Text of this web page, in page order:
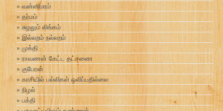
வன்னிமரம்
தர்மம்
சுழலும் லிங்கம்
இல்லறம் நல்லறம்
முக்தி
ராவணன் கேட்ட தட்சணை
குபேரன்
காசியில் பல்லிகள் ஒலிப்பதில்லை
நிழல்
பக்தி